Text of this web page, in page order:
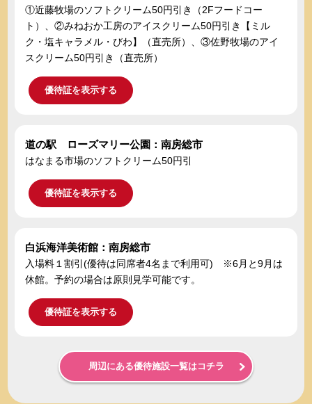
①近藤牧場のソフトクリーム50円引き（2Fフードコー
ト）、②みねおか工房のアイスクリーム50円引き【ミル
ク・塩キャラメル・びわ】（直売所）、③佐野牧場のアイ
スクリーム50円引き（直売所）
優待証を表示する
道の駅 ローズマリー公園：南房総市
はなまる市場のソフトクリーム50円引
優待証を表示する
白浜海洋美術館：南房総市
入場料１割引(優待は同席者4名まで利用可) ※6月と9月は
休館。予約の場合は原則見学可能です。
優待証を表示する
周辺にある優待施設一覧はコチラ